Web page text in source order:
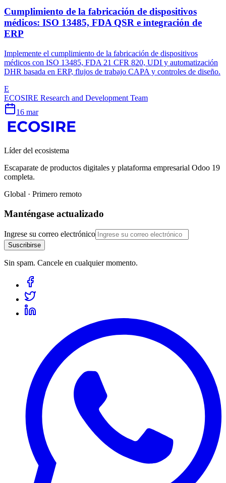
Cumplimiento de la fabricación de dispositivos
médicos: ISO 13485, FDA QSR e integración de
ERP
Implemente el cumplimiento de la fabricación de dispositivos
médicos con ISO 13485, FDA 21 CFR 820, UDI y automatización
DHR basada en ERP, flujos de trabajo CAPA y controles de diseño.
E
ECOSIRE Research and Development Team
16 mar
Líder del ecosistema
Escaparate de productos digitales y plataforma empresarial Odoo 19
completa.
Global · Primero remoto
Manténgase actualizado
Ingrese su correo electrónico
Suscribirse
Sin spam. Cancele en cualquier momento.